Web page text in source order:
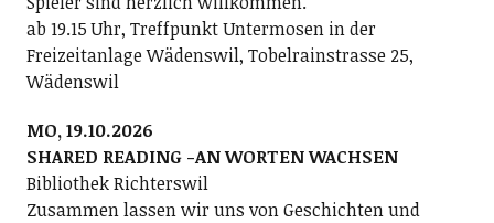
ab 19.15 Uhr, Treffpunkt Untermosen in der
Freizeitanlage Wädenswil, Tobelrainstrasse 25,
Wädenswil
MO, 19.10.2026
SHARED READING -AN WORTEN WACHSEN
Bibliothek Richterswil
Zusammen lassen wir uns von Geschichten und